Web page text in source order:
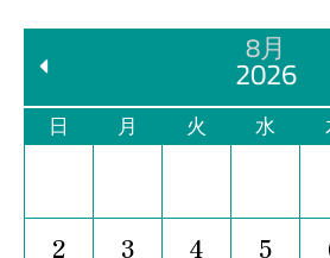
8月
2026
日 月 火 水
2 3 4 5